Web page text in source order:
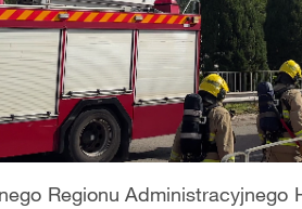
Regionu Administracyjnego